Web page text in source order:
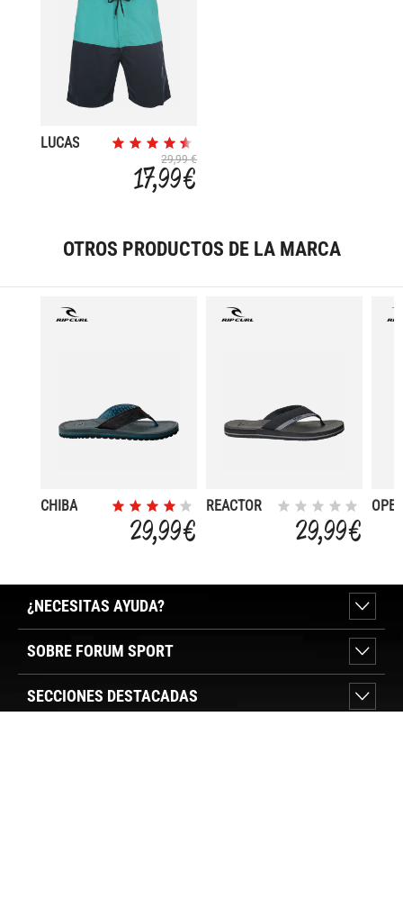
LUCAS
29,99 €
17,99 €
OTROS PRODUCTOS DE LA MARCA
CHIBA
29,99 €
REACTOR
29,99 €
¿NECESITAS AYUDA?
SOBRE FORUM SPORT
SECCIONES DESTACADAS